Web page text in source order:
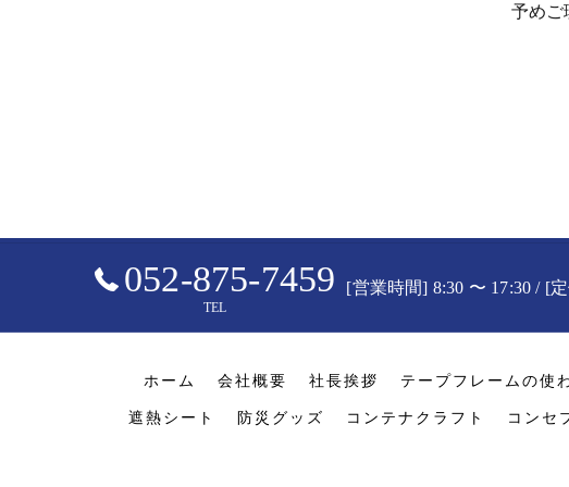
予めご
052-875-7459
TEL
[営業時間] 8:30 〜 17:30 / [
ホーム 会社概要 社長挨拶 テープフレームの使
遮熱シート 防災グッズ コンテナクラフト コンセ